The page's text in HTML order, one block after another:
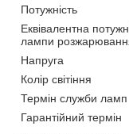
Потужність
Еквівалентна
лампи
Напруга
Колір світіння
Термін служби ламп
Гарантійний термін